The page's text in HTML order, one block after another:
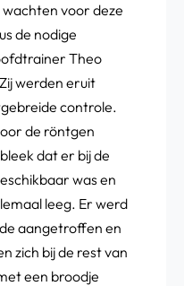
voor deze
de nodige
Theo
werden eruit
controle.
de röntgen
dat er bij de
was en
leeg. Er werd
aangetroffen en
zich bij de rest van
een broodje